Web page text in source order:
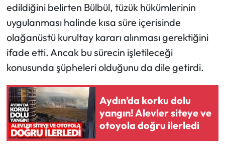
edildiğini belirten Bülbül, tüzük hükümlerinin
uygulanması halinde kısa süre içerisinde
olağanüstü kurultay kararı alınması gerektiğini
ifade etti. Ancak bu sürecin işletileceği
konusunda şüpheleri olduğunu da dile getirdi.
Aydın’da korku dolu
yangın! Alevler siteye ve
otoyola doğru ilerledi